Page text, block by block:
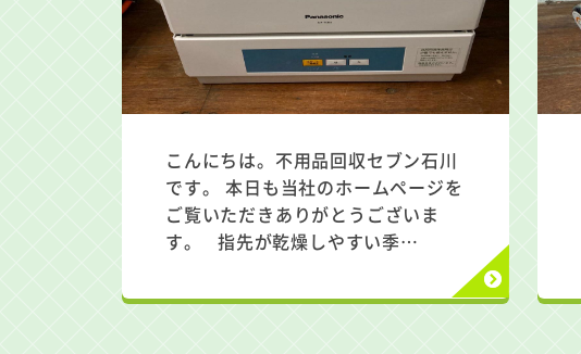
こんにちは。不用品回収セブン石川
です。 本日も当社のホームページを
ご覧いただきありがとうございま
す。 指先が乾燥しやすい季…